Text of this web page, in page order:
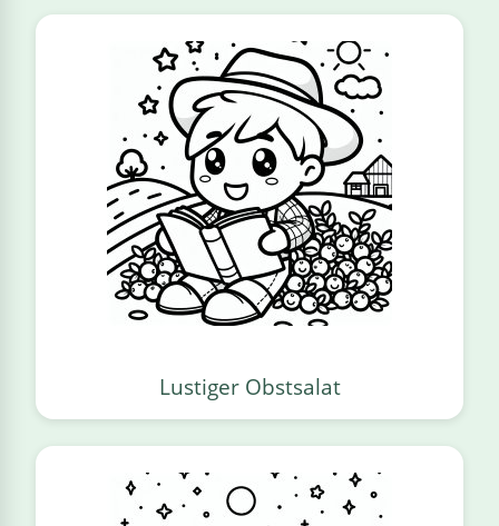
Lustiger Obstsalat